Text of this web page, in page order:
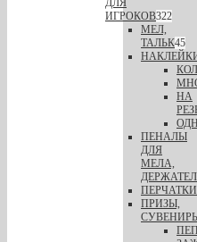
ИГРОКОВ322
МЕЛ,
ТАЛЬК45
НА
ПЕНАЛЫ
ДЛЯ
МЕЛА,
ПЕРЧАТКИ
ПРИЗЫ,